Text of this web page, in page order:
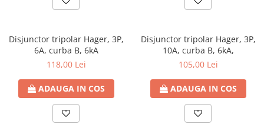
Disjunctor tripolar Hager, 3P,
6A, curba B, 6kA
118,00 Lei
ADAUGA IN COS
Disjunctor tripolar Hager, 3P,
10A, curba B, 6kA,
105,00 Lei
ADAUGA IN COS